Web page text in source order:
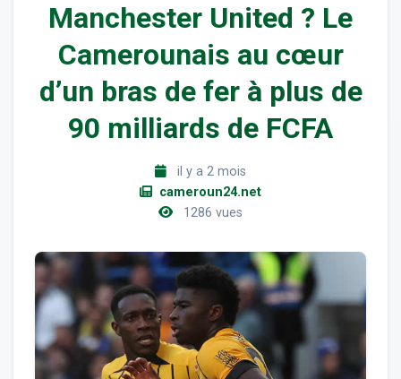
Manchester United ? Le
Camerounais au cœur
d’un bras de fer à plus de
90 milliards de FCFA
il y a 2 mois
cameroun24.net
1286 vues